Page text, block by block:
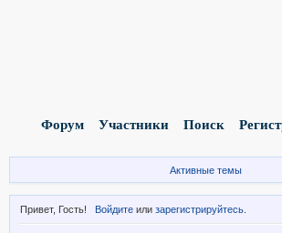
Форум Участники Поиск
Активные темы
Привет, Гость! Войдитеили зарегистрируйтесь.